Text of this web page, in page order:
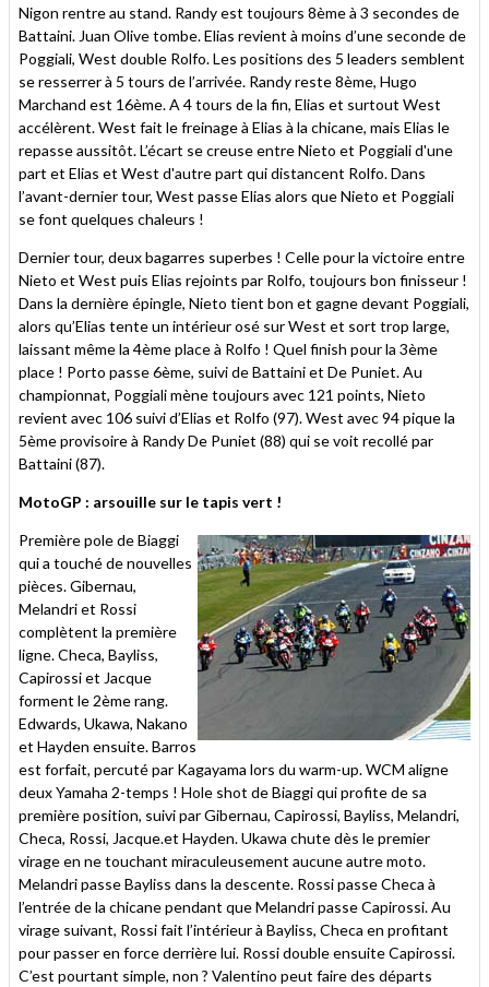
Nigon rentre au stand. Randy est toujours 8ème à 3 secondes de
Battaini. Juan Olive tombe. Elias revient à moins d’une seconde de
Poggiali, West double Rolfo. Les positions des 5 leaders semblent
se resserrer à 5 tours de l’arrivée. Randy reste 8ème, Hugo
Marchand est 16ème. A 4 tours de la fin, Elias et surtout West
accélèrent. West fait le freinage à Elias à la chicane, mais Elias le
repasse aussitôt. L’écart se creuse entre Nieto et Poggiali d'une
part et Elias et West d'autre part qui distancent Rolfo. Dans
l’avant-dernier tour, West passe Elias alors que Nieto et Poggiali
se font quelques chaleurs !
Dernier tour, deux bagarres superbes ! Celle pour la victoire entre
Nieto et West puis Elias rejoints par Rolfo, toujours bon finisseur !
Dans la dernière épingle, Nieto tient bon et gagne devant Poggiali,
alors qu’Elias tente un intérieur osé sur West et sort trop large,
laissant même la 4ème place à Rolfo ! Quel finish pour la 3ème
place ! Porto passe 6ème, suivi de Battaini et De Puniet. Au
championnat, Poggiali mène toujours avec 121 points, Nieto
revient avec 106 suivi d’Elias et Rolfo (97). West avec 94 pique la
5ème provisoire à Randy De Puniet (88) qui se voit recollé par
Battaini (87).
MotoGP : arsouille sur le tapis vert !
Première pole de Biaggi
qui a touché de nouvelles
pièces. Gibernau,
Melandri et Rossi
complètent la première
ligne. Checa, Bayliss,
Capirossi et Jacque
forment le 2ème rang.
Edwards, Ukawa, Nakano
et Hayden ensuite. Barros
est forfait, percuté par Kagayama lors du warm-up. WCM aligne
deux Yamaha 2-temps ! Hole shot de Biaggi qui profite de sa
première position, suivi par Gibernau, Capirossi, Bayliss, Melandri,
Checa, Rossi, Jacque.et Hayden. Ukawa chute dès le premier
virage en ne touchant miraculeusement aucune autre moto.
Melandri passe Bayliss dans la descente. Rossi passe Checa à
l’entrée de la chicane pendant que Melandri passe Capirossi. Au
virage suivant, Rossi fait l’intérieur à Bayliss, Checa en profitant
pour passer en force derrière lui. Rossi double ensuite Capirossi.
C’est pourtant simple, non ? Valentino peut faire des départs